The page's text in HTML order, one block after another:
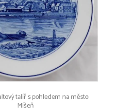
talíř s pohledem na město
Míšeň